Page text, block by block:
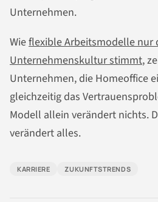
Unternehmen.
Wieflexible Arbeitsmodelle nur
Unternehmenskultur stimmt,
Unternehmen, die Homeoffice
gleichzeitig das
Modell allein verändert nichts.
verändert alles.
KARRIERE ZUKUNFTSTRENDS